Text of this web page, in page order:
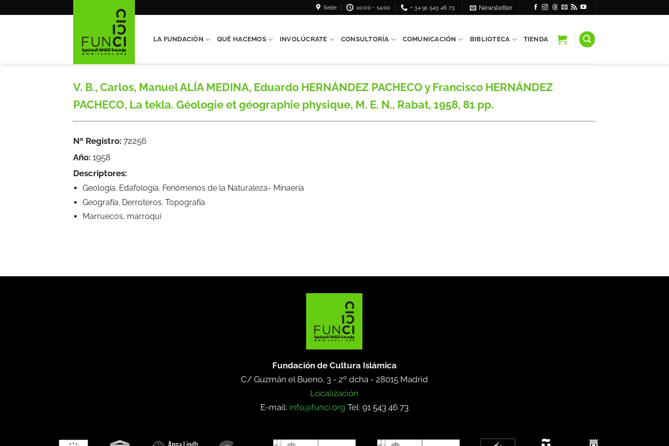
Sede 10:00 - 14:00 + 34 91 543 46 73 Newsletter
LA FUNDACIÓN QUÉ HACEMOS INVOLÚCRATE CONSULTORÍA COMUNICACIÓN BIBLIOTECA TIENDA
V. B., Carlos, Manuel ALÍA MEDINA, Eduardo HERNÁNDEZ PACHECO y Francisco HERNÁNDEZ
PACHECO, La tekla. Géologie et géographie physique, M. E. N., Rabat, 1958, 81 pp.
Nº Registro: 72256
Año: 1958
Descriptores:
Geología. Edafología. Fenómenos de la Naturaleza- Minaería
Geografía. Derroteros. Topografía
Marruecos, marroquí
Fundación de Cultura Islámica
C/ Guzmán el Bueno, 3 - 2º dcha - 28015 Madrid
Localización
E-mail: info@funci.org Tel: 91 543 46 73